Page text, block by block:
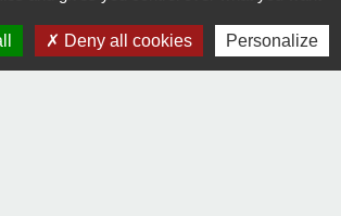
Contact par formulaire
Deny all cookies Personalize